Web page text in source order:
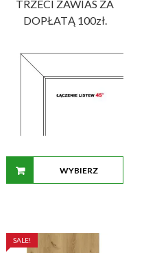
TRZECI ZAWIAS ZA
DOPŁATĄ 100zł.
WYBIERZ
SALE!